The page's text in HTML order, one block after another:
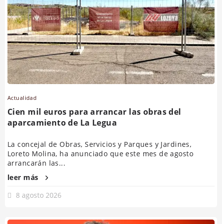
Actualidad
Cien mil euros para arrancar las obras del
aparcamiento de La Legua
La concejal de Obras, Servicios y Parques y Jardines,
Loreto Molina, ha anunciado que este mes de agosto
arrancarán las...
leer más
8 agosto 2026